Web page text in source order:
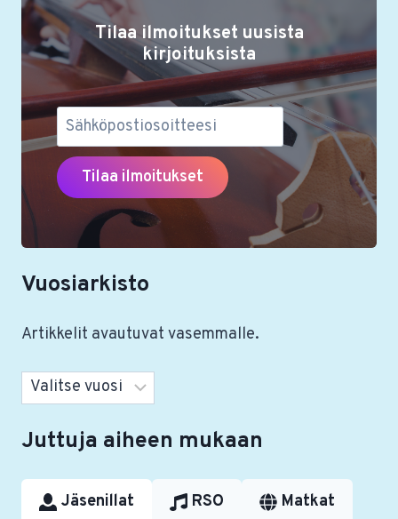
JA
VIULU
KONSERTTISARJA
NOSTAA
ESIIN
UNOHTUNEITA
NAISSÄVELTÄJIÄ
Tilaa ilmoitukset uusista
kirjoituksista
Vuosiarkisto
Artikkelit avautuvat vasemmalle.
Arkistot
Juttuja aiheen mukaan
Jäsenillat RSO Matkat